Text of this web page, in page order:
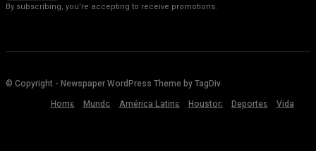
By subscribing, you're accepting to receive promotions.
© Copyright - Newspaper WordPress Theme by TagDiv
Home
Mundo América Latina Houston Deportes Vida